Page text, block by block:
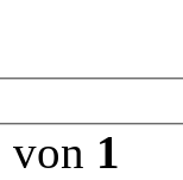
von 1